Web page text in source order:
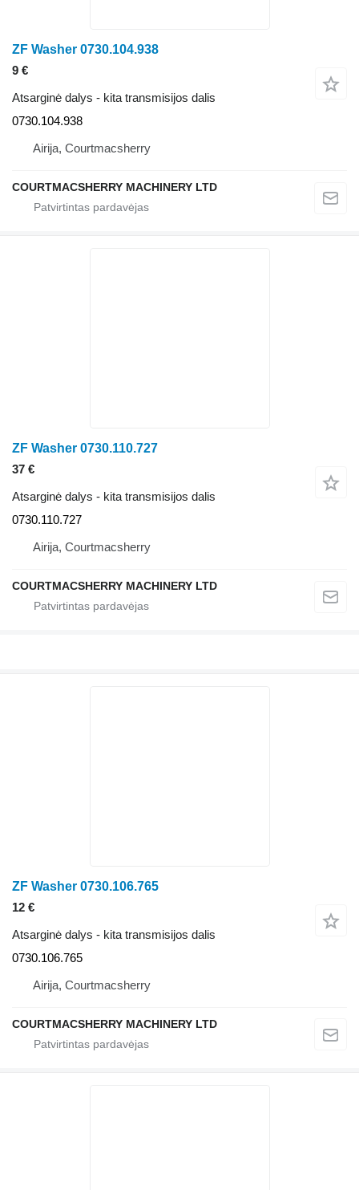
ZF Washer 0730.104.938
9 €
Atsarginė dalys - kita transmisijos dalis
0730.104.938
Airija, Courtmacsherry
COURTMACSHERRY MACHINERY LTD
ZF Washer 0730.110.727
37 €
Atsarginė dalys - kita transmisijos dalis
0730.110.727
Airija, Courtmacsherry
COURTMACSHERRY MACHINERY LTD
ZF Washer 0730.106.765
12 €
Atsarginė dalys - kita transmisijos dalis
0730.106.765
Airija, Courtmacsherry
COURTMACSHERRY MACHINERY LTD